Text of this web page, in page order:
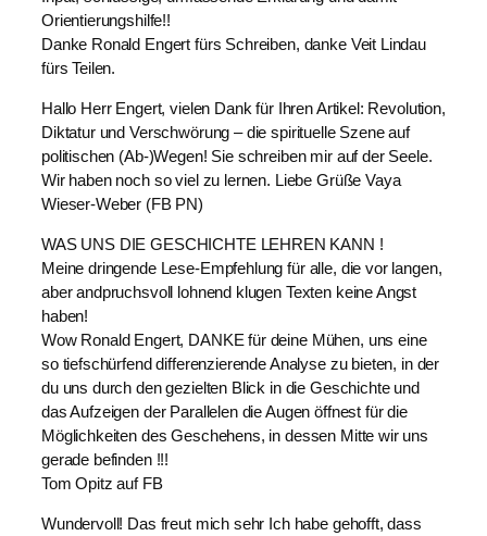
Orientierungshilfe!!
Danke Ronald Engert fürs Schreiben, danke Veit Lindau
fürs Teilen.
Hallo Herr Engert, vielen Dank für Ihren Artikel: Revolution,
Diktatur und Verschwörung – die spirituelle Szene auf
politischen (Ab-)Wegen! Sie schreiben mir auf der Seele.
Wir haben noch so viel zu lernen. Liebe Grüße Vaya
Wieser-Weber (FB PN)
WAS UNS DIE GESCHICHTE LEHREN KANN !
Meine dringende Lese-Empfehlung für alle, die vor langen,
aber andpruchsvoll lohnend klugen Texten keine Angst
haben!
Wow Ronald Engert, DANKE für deine Mühen, uns eine
so tiefschürfend differenzierende Analyse zu bieten, in der
du uns durch den gezielten Blick in die Geschichte und
das Aufzeigen der Parallelen die Augen öffnest für die
Möglichkeiten des Geschehens, in dessen Mitte wir uns
gerade befinden !!!
Tom Opitz auf FB
Wundervoll! Das freut mich sehr Ich habe gehofft, dass